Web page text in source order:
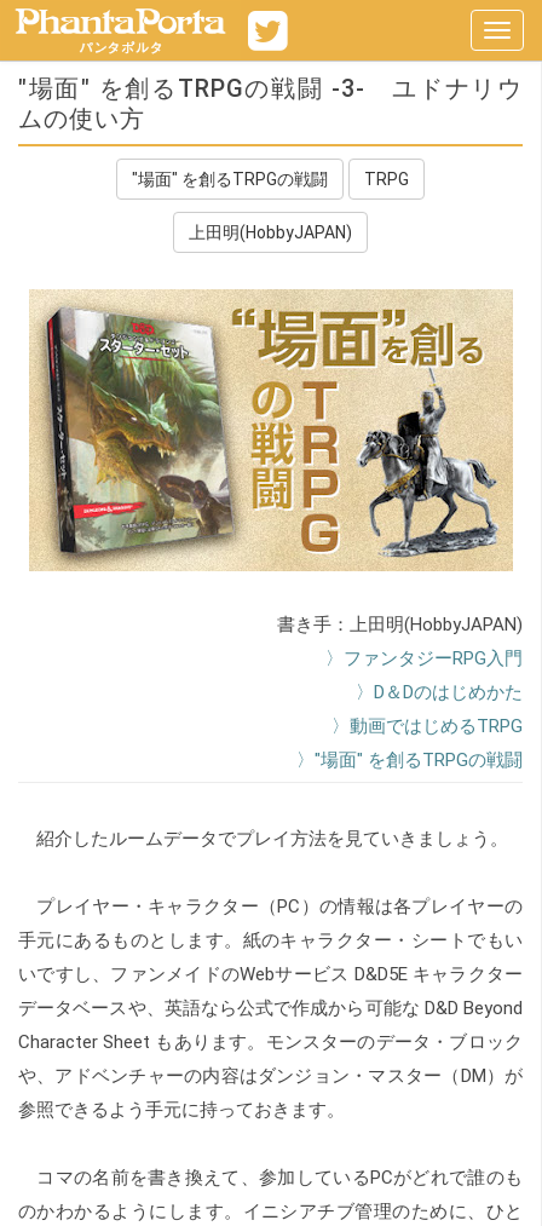
"場面" を創るTRPGの戦闘 -3- ユドナリウ
ムの使い方
"場面" を創るTRPGの戦闘 TRPG
上田明(HobbyJAPAN)
書き手：上田明(HobbyJAPAN)
〉ファンタジーRPG入門
〉D＆Dのはじめかた
〉動画ではじめるTRPG
〉"場面" を創るTRPGの戦闘
紹介したルームデータでプレイ方法を見ていきましょう。
プレイヤー・キャラクター（PC）の情報は各プレイヤーの
手元にあるものとします。紙のキャラクター・シートでもい
いですし、ファンメイドのWebサービス D&D5E キャラクター
データベースや、英語なら公式で作成から可能な D&D Beyond
Character Sheet もあります。モンスターのデータ・ブロック
や、アドベンチャーの内容はダンジョン・マスター（DM）が
参照できるよう手元に持っておきます。
コマの名前を書き換えて、参加しているPCがどれで誰のも
のかわかるようにします。イニシアチブ管理のために、ひと